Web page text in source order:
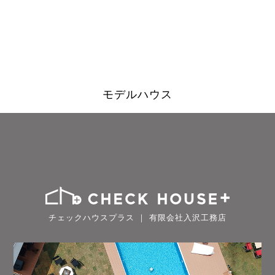
モデルハウス
チェックハウスプラス ｜ 有限会社入沢工務店